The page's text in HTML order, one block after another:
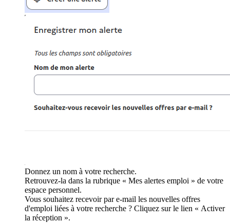
Donnez un nom à votre recherche.
Retrouvez-la dans la rubrique « Mes alertes emploi » de votre
espace personnel.
Vous souhaitez recevoir par e-mail les nouvelles offres
d'emploi liées à votre recherche ? Cliquez sur le lien « Activer
la réception ».